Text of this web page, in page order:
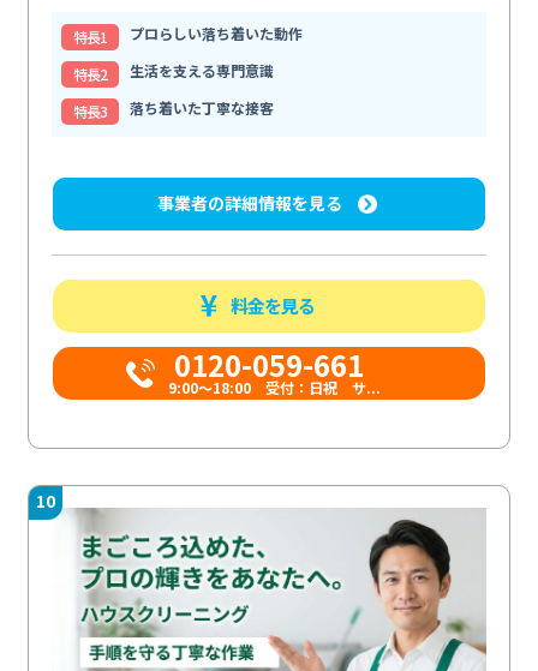
特⻑1
プロらしい落ち着いた動作
特⻑2
生活を支える専門意識
特⻑3
落ち着いた丁寧な接客
事業者の詳細情報を見る
料金を見る
0120-059-661
9:00〜18:00 受付：日祝 サ...
10